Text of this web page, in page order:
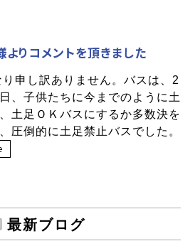
よりコメントを頂きました
申し訳ありません。バスは、2
、子供たちに今までのように土
土足ＯＫバスにするか多数決を
圧倒的に土足禁止バスでした。
最新ブログ